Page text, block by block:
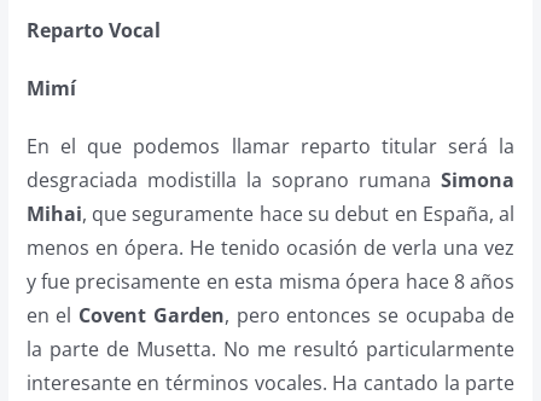
Reparto Vocal
Mimí
En el que podemos llamar reparto titular será la
desgraciada modistilla la soprano rumanaSimona
Mihai, que seguramente hace su debut en España, al
menos en ópera. He tenido ocasión de verla una vez
y fue precisamente en esta misma ópera hace 8 años
en el Covent Garden, pero entonces se ocupaba de
la parte de Musetta. No me resultó particularmente
interesante en términos vocales. Ha cantado la parte